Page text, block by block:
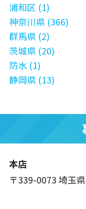
浦和区 (1)
神奈川県 (366)
群馬県 (2)
茨城県 (20)
防水 (1)
静岡県 (13)
本店
〒339-0073 埼玉